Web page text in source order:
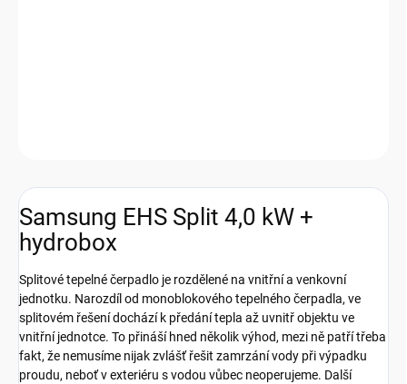
Samsung EHS Split 4,0 kW +
hydrobox
Splitové tepelné čerpadlo je rozdělené na vnitřní a venkovní
jednotku. Narozdíl od monoblokového tepelného čerpadla, ve
splitovém řešení dochází k předání tepla až uvnitř objektu ve
vnitřní jednotce. To přináší hned několik výhod, mezi ně patří třeba
fakt, že nemusíme nijak zvlášť řešit zamrzání vody při výpadku
proudu, neboť v exteriéru s vodou vůbec neoperujeme. Další